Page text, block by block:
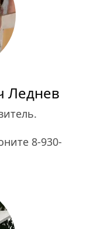
Леднев
8-930-